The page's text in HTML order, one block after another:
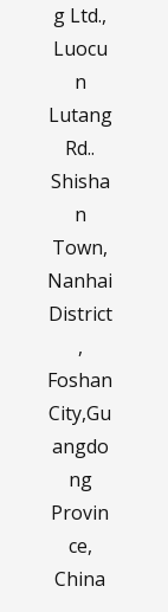
g Ltd.,
Luocu
n
Lutang
Rd..
Shisha
n
Town,
Nanhai
District
,
Foshan
City,Gu
angdo
ng
Provin
ce,
China